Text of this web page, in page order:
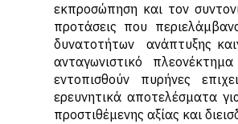
εκπροσώπηση και τον
προτάσεις που
δυνατοτήτων ανάπτυξης
ανταγωνιστικό
εντοπισθούν πυρήνες
ερευνητικά αποτελέσματα
προστιθέμενης αξίας και